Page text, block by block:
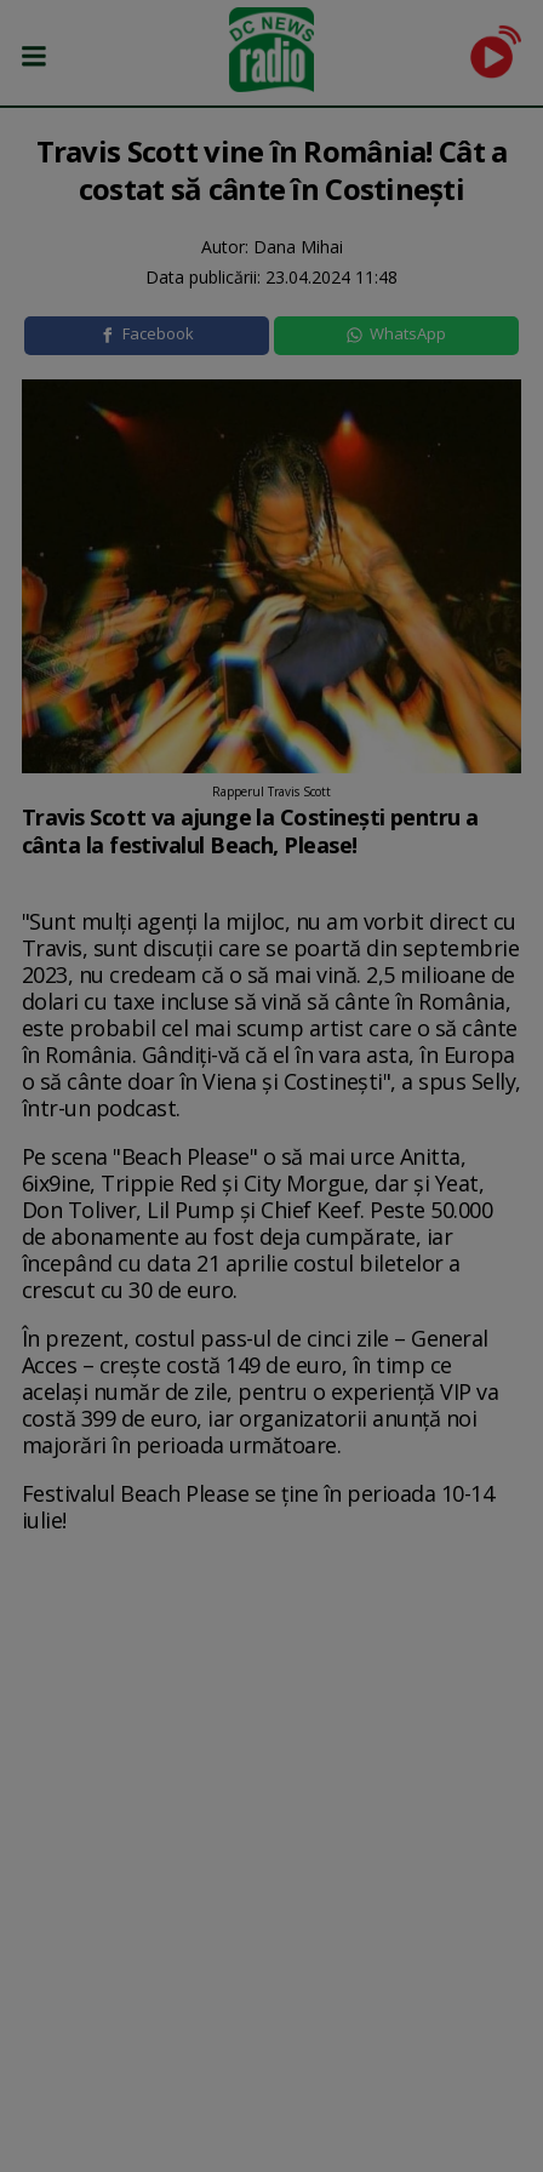
Travis Scott vine în România! Cât a
costat să cânte în Costinești
Autor: Dana Mihai
Data publicării: 23.04.2024 11:48
Facebook WhatsApp
Rapperul Travis Scott
Travis Scott va ajunge la Costineşti pentru a
cânta la festivalul Beach, Please!
"Sunt mulți agenți la mijloc, nu am vorbit direct cu
Travis, sunt discuții care se poartă din septembrie
2023, nu credeam că o să mai vină. 2,5 milioane de
dolari cu taxe incluse să vină să cânte în România,
este probabil cel mai scump artist care o să cânte
în România. Gândiți-vă că el în vara asta, în Europa
o să cânte doar în Viena și Costinești", a spus Selly,
într-un podcast.
Pe scena "Beach Please" o să mai urce Anitta,
6ix9ine, Trippie Red şi City Morgue, dar şi Yeat,
Don Toliver, Lil Pump şi Chief Keef. Peste 50.000
de abonamente au fost deja cumpărate, iar
începând cu data 21 aprilie costul biletelor a
crescut cu 30 de euro.
În prezent, costul pass-ul de cinci zile – General
Acces – crește costă 149 de euro, în timp ce
același număr de zile, pentru o experiență VIP va
costă 399 de euro, iar organizatorii anunță noi
majorări în perioada următoare.
Festivalul Beach Please se ține în perioada 10-14
iulie!